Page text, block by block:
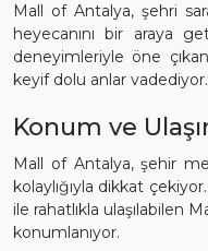
Mall of Antalya, şehri
heyecanını bir araya
deneyimleriyle öne
keyif dolu anlar vadediyor.
Konum ve
Mall of Antalya, şehir
kolaylığıyla dikkat
ile rahatlıkla ulaşılabilen
konumlanıyor.